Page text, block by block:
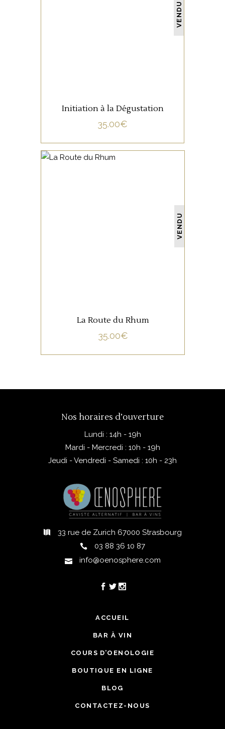
VENDU
Initiation à la Dégustation
35.00€
VENDU
La Route du Rhum
35.00€
Nos horaires d’ouverture
Lundi : 14h - 19h
Mardi - Mercredi : 10h - 19h
Jeudi - Vendredi - Samedi : 10h - 23h
33 rue de Zurich 67000 Strasbourg
03 88 36 10 87
info@oenosphere.com
ACCUEIL
BAR À VIN
COURS D’OENOLOGIE
BOUTIQUE EN LIGNE
BLOG
CONTACTEZ-NOUS